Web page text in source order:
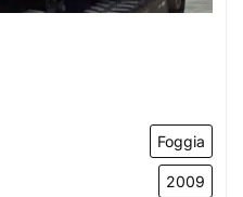
Foggia
2009